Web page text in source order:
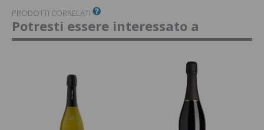
PRODOTTI CORRELATI
Potresti essere interessato a